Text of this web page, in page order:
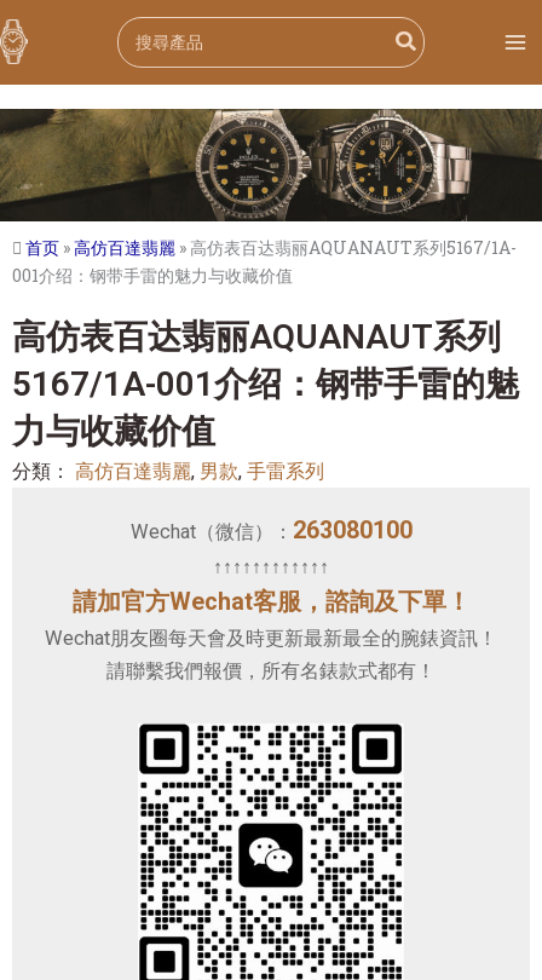
跳
至
内
容
Search
for:
首页 »高仿百達翡麗 » 高仿表百达翡丽AQUANAUT系列5167/1A-
001介绍：钢带手雷的魅力与收藏价值
高仿表百达翡丽AQUANAUT系列
5167/1A-001介绍：钢带手雷的魅
力与收藏价值
分類： 高仿百達翡麗, 男款, 手雷系列
Wechat（微信）： 263080100
↑↑↑↑↑↑↑↑↑↑↑↑
請加官方Wechat客服，諮詢及下單！
Wechat朋友圈每天會及時更新最新最全的腕錶資訊！
請聯繫我們報價，所有名錶款式都有！